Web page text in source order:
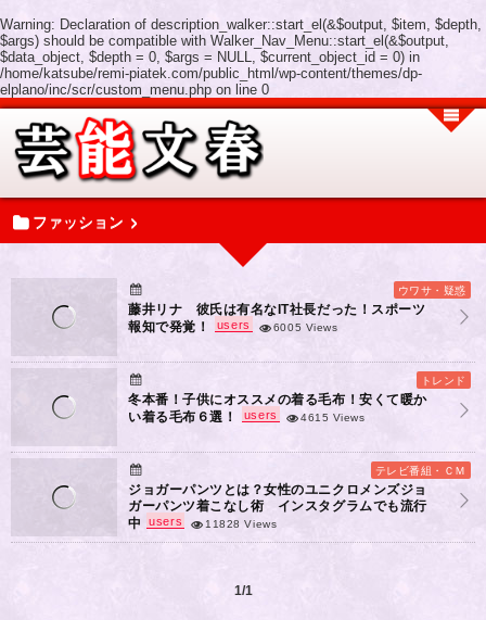
Warning: Declaration of description_walker::start_el(&$output, $item, $depth,
$args) should be compatible with Walker_Nav_Menu::start_el(&$output,
$data_object, $depth = 0, $args = NULL, $current_object_id = 0) in
/home/katsube/remi-piatek.com/public_html/wp-content/themes/dp-
elplano/inc/scr/custom_menu.php on line 0
ファッション
ウワサ・疑惑
藤井リナ 彼氏は有名なIT社長だった！スポーツ
報知で発覚！
users 6005 Views
トレンド
冬本番！子供にオススメの着る毛布！安くて暖か
い着る毛布６選！
users 4615 Views
テレビ番組・ＣＭ
ジョガーパンツとは？女性のユニクロメンズジョ
ガーパンツ着こなし術 インスタグラムでも流行
中
users 11828 Views
1/1